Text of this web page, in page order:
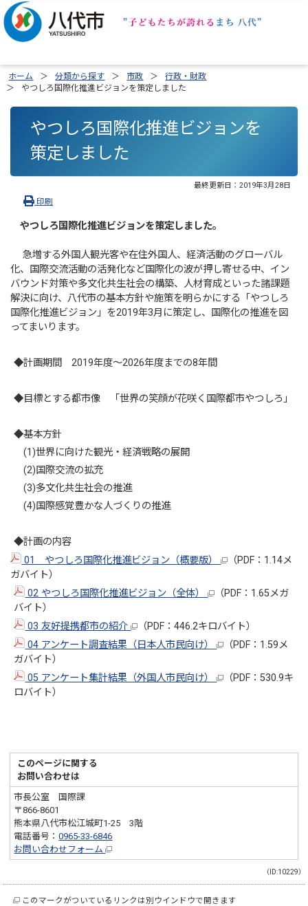
ホーム 分類から探す 市政
行政・財政
やつしろ国際化推進ビジョンを策定しました
やつしろ国際化推進ビジョンを
策定しました
最終更新日： 2019年3月28日
印刷
やつしろ国際化推進ビジョンを策定しました。
急増する外国人観光客や在住外国人、経済活動のグローバル
化、国際交流活動の活発化など国際化の波が押し寄せる中、イン
バウンド対策や多文化共生社会の構築、人材育成といった諸課題
解決に向け、八代市の基本方針や施策を明らかにする「やつしろ
国際化推進ビジョン」を2019年3月に策定し、国際化の推進を図
ってまいります。
◆計画期間 2019年度～2026年度までの8年間
◆目標とする都市像 「世界の笑顔が花咲く国際都市やつしろ」
◆基本方針
(1)世界に向けた観光・経済戦略の展開
(2)国際交流の拡充
(3)多文化共生社会の推進
(4)国際感覚豊かな人づくりの推進
◆計画の内容
01 やつしろ国際化推進ビジョン（概要版）
（PDF：1.14メ
ガバイト）
02 やつしろ国際化推進ビジョン（全体）
（PDF：1.65メガ
バイト）
03 友好提携都市の紹介
（PDF：446.2キロバイト）
04 アンケート調査結果（日本人市民向け）
（PDF：1.59メ
ガバイト）
05 アンケート集計結果（外国人市民向け）
（PDF：530.9キ
ロバイト）
このページに関する
お問い合わせは
市長公室 国際課
〒866-8601
熊本県八代市松江城町1-25 3階
電話番号：0965-33-6846
お問い合わせフォーム
（ID:10229）
このマークがついているリンクは別ウインドウで開きます